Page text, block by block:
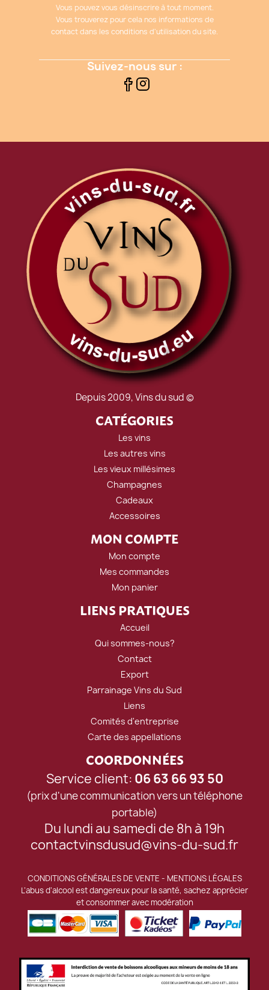
Vous pouvez vous désinscrire à tout moment.
Vous trouverez pour cela nos informations de
contact dans les conditions d'utilisation du site.
Suivez-nous sur :
Depuis 2009, Vins du sud ©
CATÉGORIES
Les vins
Les autres vins
Les vieux millésimes
Champagnes
Cadeaux
Accessoires
MON COMPTE
Mon compte
Mes commandes
Mon panier
LIENS PRATIQUES
Accueil
Qui sommes-nous?
Contact
Export
Parrainage Vins du Sud
Liens
Comités d'entreprise
Carte des appellations
COORDONNÉES
Service client: 06 63 66 93 50
(prix d'une communication vers un téléphone
portable)
Du lundi au samedi de 8h à 19h
contactvinsdusud@vins-du-sud.fr
CONDITIONS GÉNÉRALES DE VENTE - MENTIONS LÉGALES
L'abus d'alcool est dangereux pour la santé, sachez apprécier
et consommer avec modération